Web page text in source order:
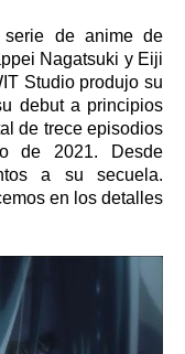
de anime de
Nagatsuki y Eiji
Studio produjo su
debut a principios
de trece episodios
de 2021. Desde
a su secuela.
en los detalles